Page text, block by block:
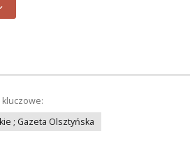
kluczowe:
; Gazeta Olsztyńska